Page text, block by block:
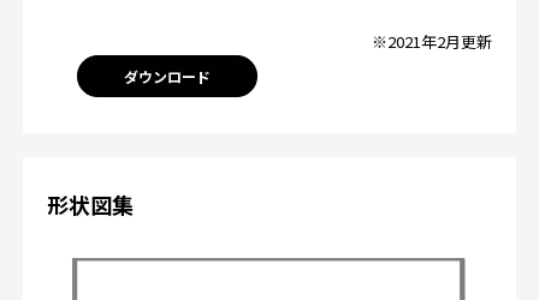
※2021年2月更新
ダウンロード
形状図集